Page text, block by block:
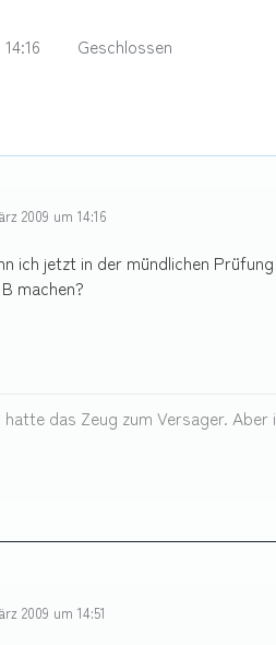
Geschlossen
2009 um 14:16
ich jetzt in der mündlichen
machen?
hatte das Zeug zum Versager.
2009 um 14:51